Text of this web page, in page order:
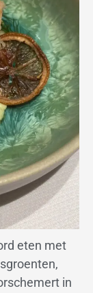
eten met
in